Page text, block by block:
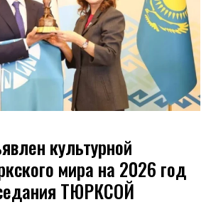
культурной
мира на 2026 год
ТЮРКСОЙ